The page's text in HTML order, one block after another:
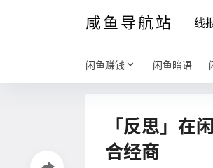
咸鱼导航站 线
闲鱼赚钱 闲鱼暗语
「反思」在
合经商